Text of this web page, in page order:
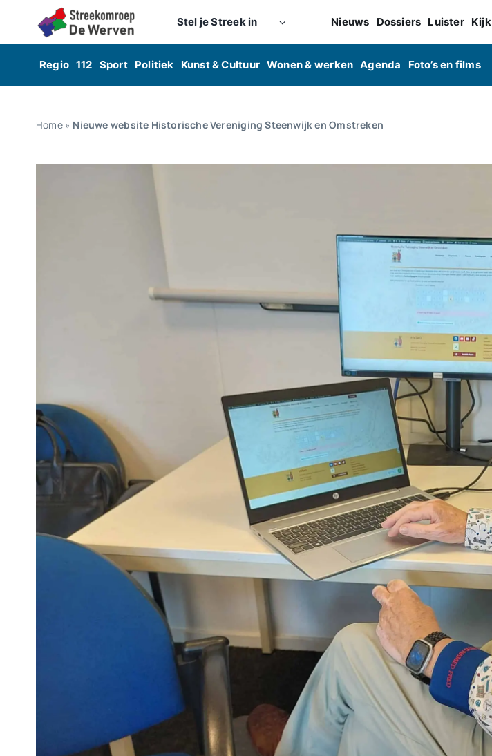
Stel je Streek in Nieuws Dossiers Luister Kijk
Regio 112 Sport Politiek Kunst & Cultuur Wonen & werken Agenda Foto’s en films
Home» Nieuwe website Historische Vereniging Steenwijk en Omstreken